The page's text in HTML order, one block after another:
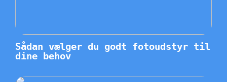
Sådan vælger du godt fotoudstyr til
dine behov